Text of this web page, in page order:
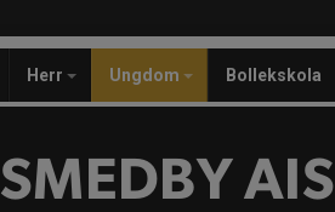
Herr Ungdom Bollekskola
SMEDBY AIS